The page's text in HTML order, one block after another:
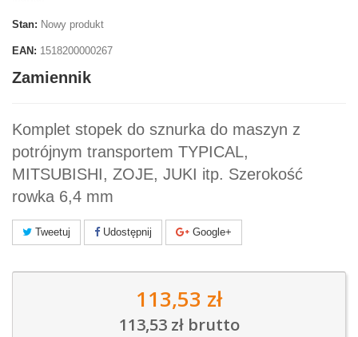
Stan: Nowy produkt
EAN: 1518200000267
Zamiennik
Komplet stopek do sznurka do maszyn z
potrójnym transportem TYPICAL,
MITSUBISHI, ZOJE, JUKI itp. Szerokość
rowka 6,4 mm
Tweetuj Udostępnij Google+
113,53 zł
113,53 złbrutto